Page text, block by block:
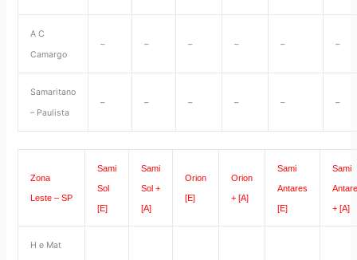
A C
Camargo
– – – – – –
Samaritano
– Paulista
– – – – – –
Zona
Leste – SP
Sami
Sol
[E]
Sami
Sol +
[A]
Orion
[E]
Orion
+ [A]
Sami
Antares
[E]
Sami
+ [A]
H e Mat